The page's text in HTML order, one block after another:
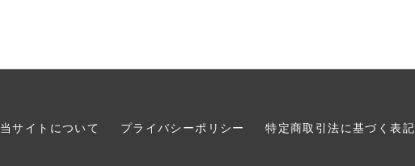
当サイトについて プライバシーポリシー 特定商取引法に基づく表記